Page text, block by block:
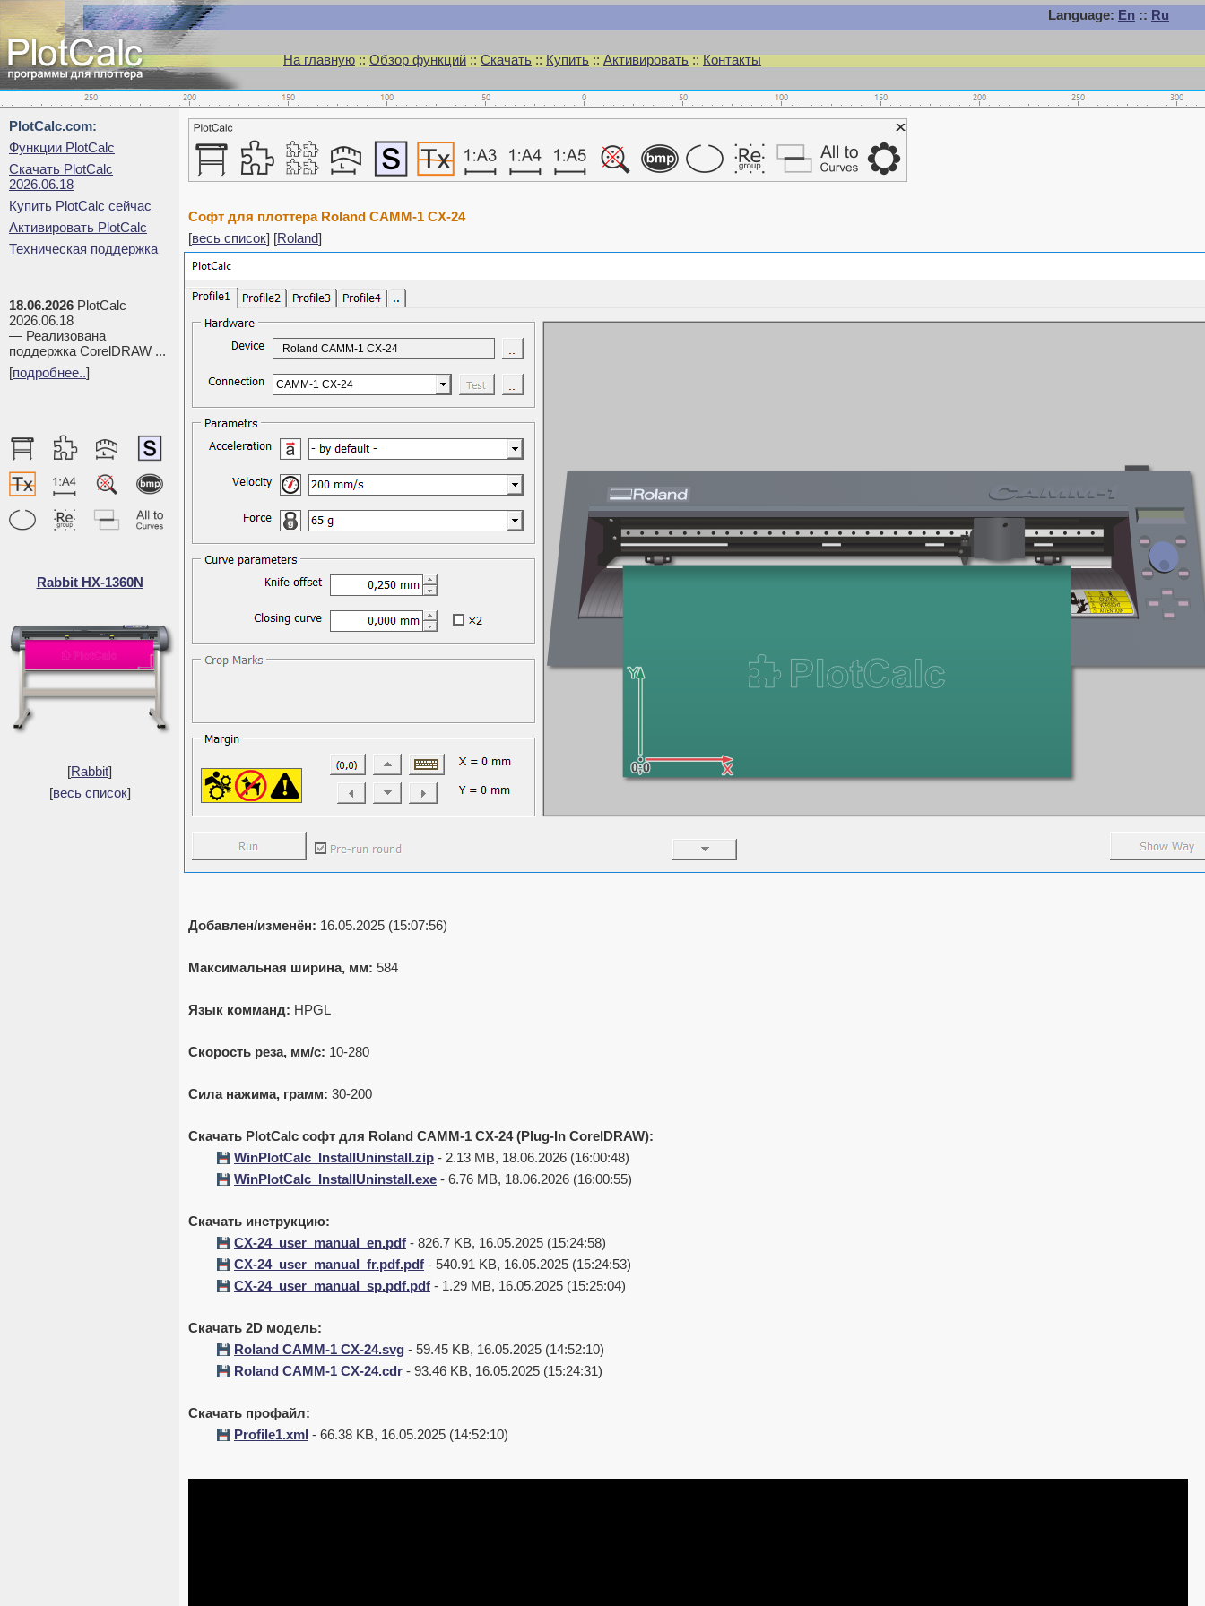
Language: En :: Ru
На главную::Обзор функций::Скачать::Купить::Активировать::Контакты
PlotCalc.com:
Функции PlotCalc
Скачать PlotCalc
2026.06.18
Купить PlotCalc сейчас
Активировать PlotCalc
Техническая поддержка
18.06.2026 PlotCalc
2026.06.18
— Реализована
поддержка CorelDRAW ...
[подробнее..]
Rabbit HX-1360N
[Rabbit]
[весь список]
Софт для плоттера Roland CAMM-1 CX-24
[весь список] [Roland]
Roland CAMM-1 CX-24
CAMM-1 CX-24
Добавлен/изменён: 16.05.2025 (15:07:56)
Максимальная ширина, мм: 584
Язык комманд: HPGL
Скорость реза, мм/с: 10-280
Сила нажима, грамм: 30-200
Скачать PlotCalc софт для Roland CAMM-1 CX-24 (Plug-In CorelDRAW):
WinPlotCalc_InstallUninstall.zip - 2.13 MB, 18.06.2026 (16:00:48)
WinPlotCalc_InstallUninstall.exe - 6.76 MB, 18.06.2026 (16:00:55)
Скачать инструкцию:
CX-24_user_manual_en.pdf - 826.7 KB, 16.05.2025 (15:24:58)
CX-24_user_manual_fr.pdf.pdf - 540.91 KB, 16.05.2025 (15:24:53)
CX-24_user_manual_sp.pdf.pdf - 1.29 MB, 16.05.2025 (15:25:04)
Скачать 2D модель:
Roland CAMM-1 CX-24.svg - 59.45 KB, 16.05.2025 (14:52:10)
Roland CAMM-1 CX-24.cdr - 93.46 KB, 16.05.2025 (15:24:31)
Скачать профайл:
Profile1.xml - 66.38 KB, 16.05.2025 (14:52:10)